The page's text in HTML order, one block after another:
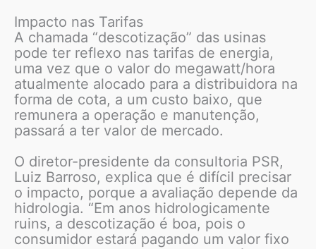
Impacto nas Tarifas
A chamada “descotização” das usinas
pode ter reflexo nas tarifas de energia,
uma vez que o valor do megawatt/hora
atualmente alocado para a distribuidora na
forma de cota, a um custo baixo, que
remunera a operação e manutenção,
passará a ter valor de mercado.
O diretor-presidente da consultoria PSR,
Luiz Barroso, explica que é difícil precisar
o impacto, porque a avaliação depende da
hidrologia. “Em anos hidrologicamente
ruins, a descotização é boa, pois o
consumidor estará pagando um valor fixo